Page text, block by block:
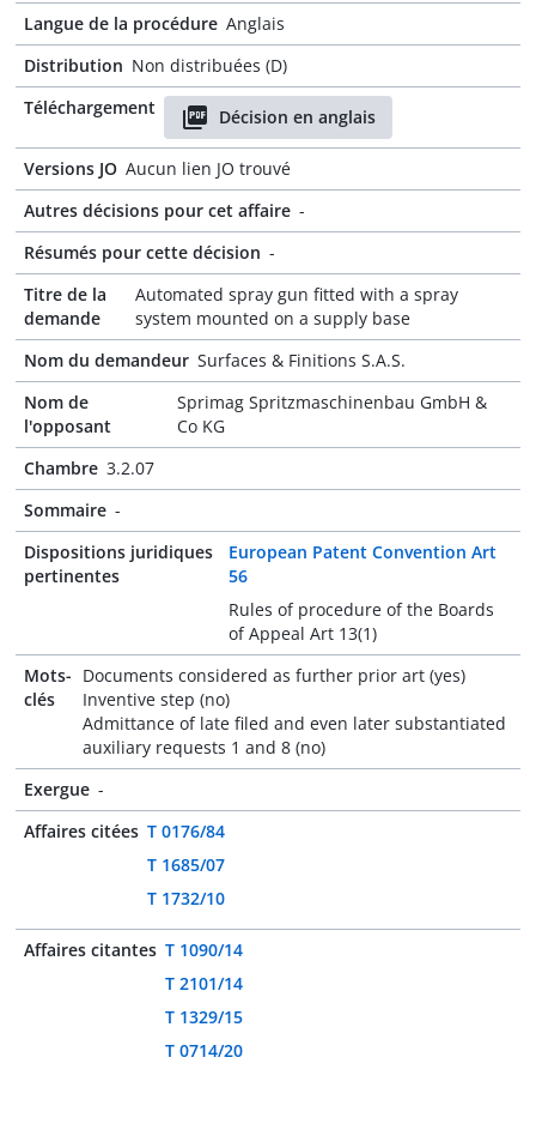
Langue de la procédure Anglais
Distribution Non distribuées (D)
Téléchargement
Décision en anglais
Versions JO Aucun lien JO trouvé
Autres décisions pour cet affaire -
Résumés pour cette décision -
Titre de la
demande
Automated spray gun fitted with a spray
system mounted on a supply base
Nom du demandeur Surfaces & Finitions S.A.S.
Nom de
l'opposant
Sprimag Spritzmaschinenbau GmbH &
Co KG
Chambre 3.2.07
Sommaire -
Dispositions juridiques
pertinentes
European Patent Convention Art
56
Rules of procedure of the Boards
of Appeal Art 13(1)
Mots-
clés
Documents considered as further prior art (yes)
Inventive step (no)
Admittance of late filed and even later substantiated
auxiliary requests 1 and 8 (no)
Exergue -
Affaires citées T 0176/84
T 1685/07
T 1732/10
Affaires citantes T 1090/14
T 2101/14
T 1329/15
T 0714/20